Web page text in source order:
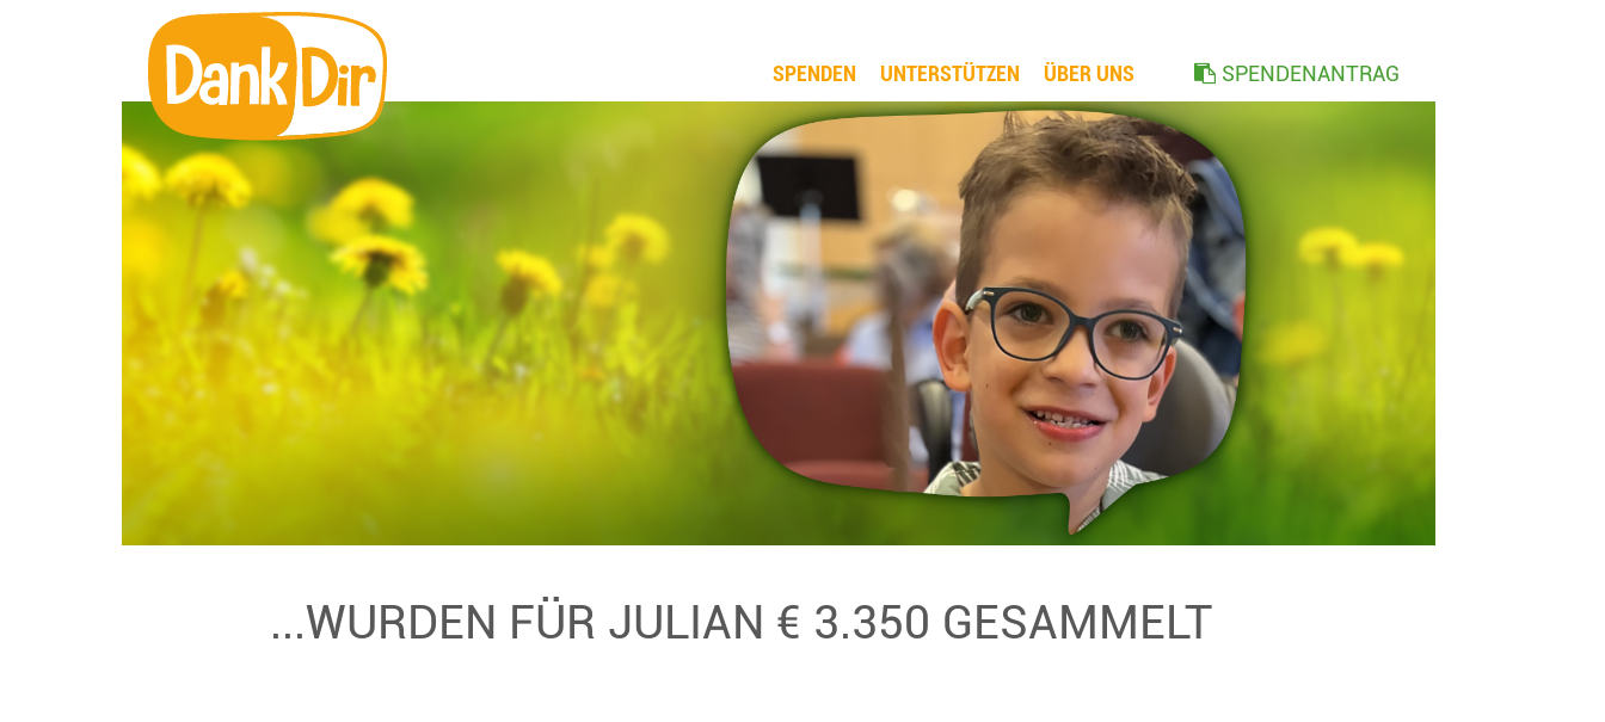
SPENDEN UNTERSTÜTZEN ÜBER UNS SPENDENANTRAG
...WURDEN FÜR JULIAN € 3.350 GESAMMELT